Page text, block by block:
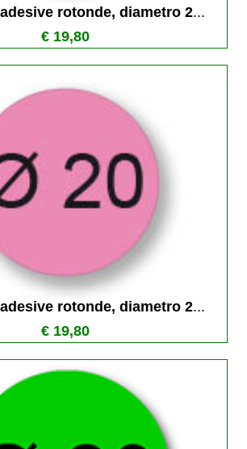
rotonde, diametro 2...
€ 19,80
rotonde, diametro 2...
€ 19,80